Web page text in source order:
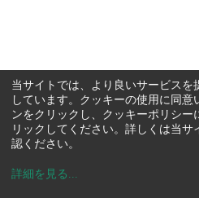
当サイトでは、より良いサービスを
しています。クッキーの使用に同
ンをクリックし、クッキーポリシー
リックしてください。詳しくは当サ
認ください。
詳細を見る ...